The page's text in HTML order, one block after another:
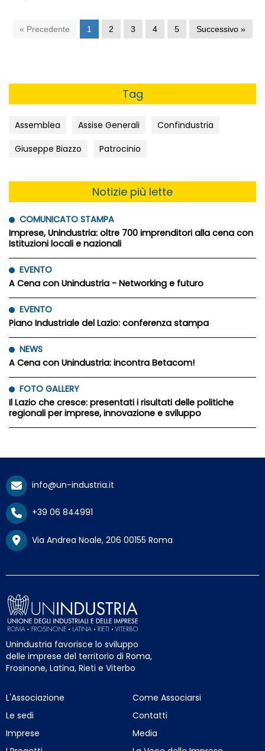
« Precedente 1 2 3 4 5 Successivo »
Tag
Assemblea Assise Generali
Confindustria
Giuseppe Biazzo
Patrocinio
Notizie più lette
COMUNICATO STAMPA
Imprese, Unindustria: oltre 700 imprenditori alla cena con
Istituzioni locali e nazionali
EVENTO
A Cena con Unindustria - Networking e futuro
EVENTO
Piano Industriale del Lazio: conferenza stampa
NEWS
A Cena con Unindustria: incontra Betacom!
FOTO GALLERY
Il Lazio che cresce: presentati i risultati delle politiche
regionali per imprese, innovazione e sviluppo
info@un-industria.it
+39 06 844991
Via Andrea Noale, 206 00155 Roma
Unindustria favorisce lo sviluppo
delle imprese del territorio di Roma,
Frosinone, Latina, Rieti e Viterbo
L'Associazione
Le sedi
Imprese
Come Associarsi
Contatti
Media